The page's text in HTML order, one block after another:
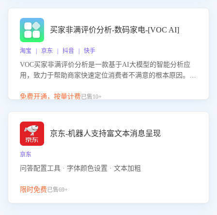
能力，阻断差评扩散，维护品牌声誉，实现客户满意度的持
续提升。
买家非满评价分析-数码家电-[VOC AI]
淘宝 | 京东 | 抖音 | 快手
VOC买家非满评价分析是一款基于AI大模型的智能分析应
用，致力于帮助商家快速定位消费者不满意的根本原因。该
客服原因或其它部门原因，明确责任归属，提供可落地的改
改，有效提升客户满意度和店铺整体服务质量。
免费开通，按量计费已售10+
京东-机器人支持富文本消息呈现
京东
问答配置工具 · 字体颜色设置 · 文本加粗
限时免费已售69+